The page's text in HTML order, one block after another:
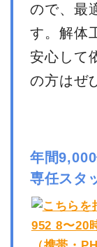
ので、最
す。解体
安心して
の方はぜ
年間
専任スタ